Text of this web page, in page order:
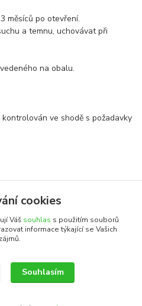
měsíců po otevření.
a temnu, uchovávat při
na obalu.
ve shodě s požadavky
cookies.
cookies
Váš souhlas s použitím souborů
informace týkající se Vašich
zájmů.
Souhlasím